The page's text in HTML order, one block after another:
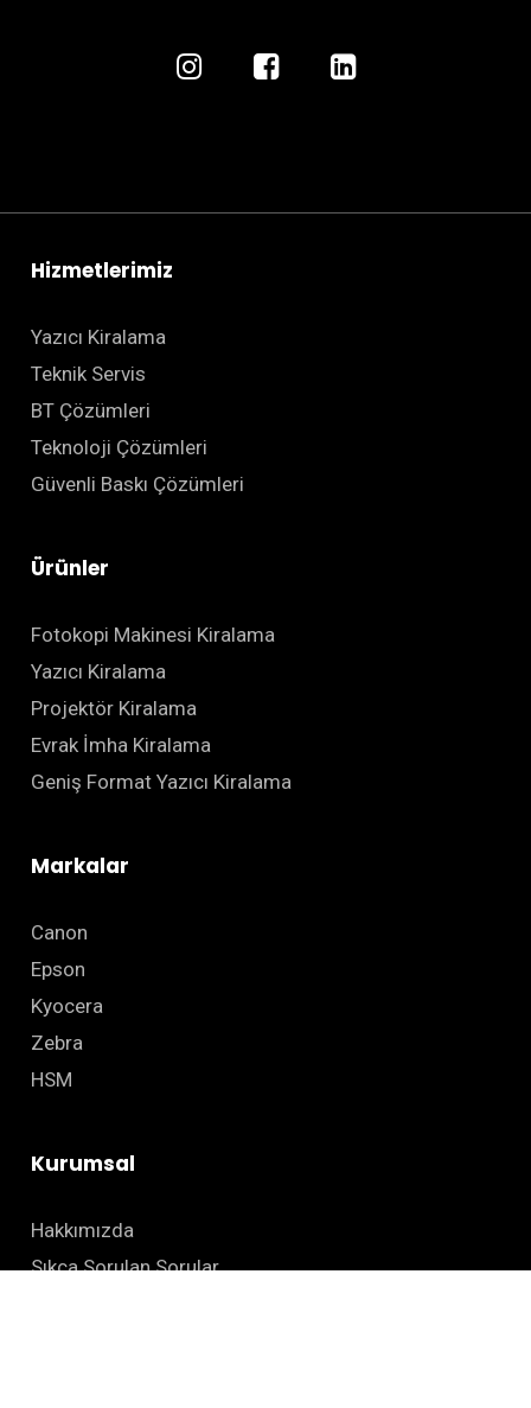
Hizmetlerimiz
Yazıcı Kiralama
Teknik Servis
BT Çözümleri
Teknoloji Çözümleri
Güvenli Baskı Çözümleri
Ürünler
Fotokopi Makinesi Kiralama
Yazıcı Kiralama
Projektör Kiralama
Evrak İmha Kiralama
Geniş Format Yazıcı Kiralama
Markalar
Canon
Epson
Kyocera
Zebra
HSM
Kurumsal
Hakkımızda
Sıkça Sorulan Sorular